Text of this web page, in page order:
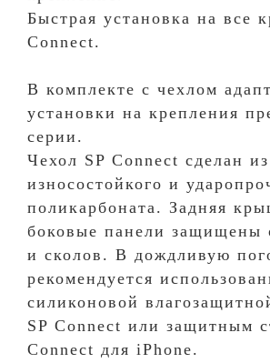
Быстрая установка на все
Connect.
В комплекте с чехлом
установки на крепления
серии.
Чехол SP Connect сделан из
износостойкого и
поликарбоната. Задняя
боковые панели защищены
и сколов. В дождливую
рекомендуется
силиконовой
SP Connect или защитным
Connect для iPhone.